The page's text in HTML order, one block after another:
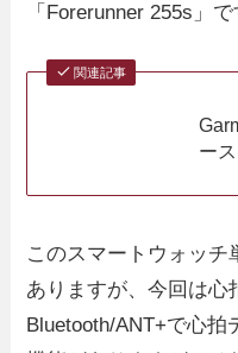
「Forerunner 255s」で
関連記事
ー
このスマートウォッチ
ありますが、今回は心
Bluetooth/ANT+で心拍